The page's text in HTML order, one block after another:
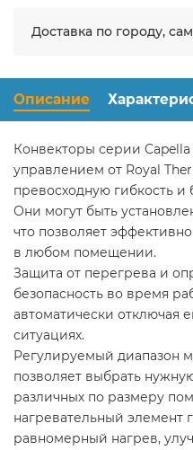
Доставка по городу,
Описание
Конвекторы серии
управлением от Royal
превосходную гибкость и
Они могут быть
что позволяет
в любом помещении.
Защита от перегрева и
безопасность во время
автоматически отключая
ситуациях.
Регулируемый диапазон
позволяет выбрать
различных по размеру
нагревательный элемент
равномерный нагрев,